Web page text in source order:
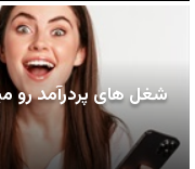
شغل های پردرآمد رو